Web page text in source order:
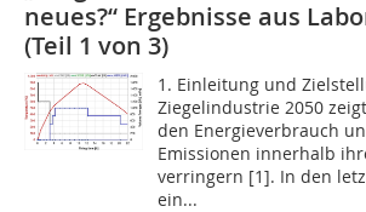
neues?“ Ergebnisse aus
(Teil 1 von 3)
1. Einleitung und
Ziegelindustrie 2050
den Energieverbrauch
Emissionen innerhalb
verringern [1]. In den
ein...